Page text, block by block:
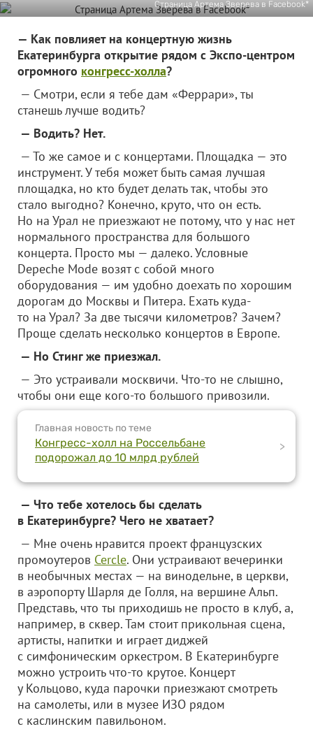
Страница Артема Зверева в Facebook*
— Как повлияет на концертную жизнь
Екатеринбурга открытие рядом с Экспо-центром
огромного конгресс-холла?
— Смотри, если я тебе дам «Феррари», ты
станешь лучше водить?
— Водить? Нет.
— То же самое и с концертами. Площадка — это
инструмент. У тебя может быть самая лучшая
площадка, но кто будет делать так, чтобы это
стало выгодно? Конечно, круто, что он есть.
Но на Урал не приезжают не потому, что у нас нет
нормального пространства для большого
концерта. Просто мы — далеко. Условные
Depeche Mode возят с собой много
оборудования — им удобно доехать по хорошим
дорогам до Москвы и Питера. Ехать куда-
то на Урал? За две тысячи километров? Зачем?
Проще сделать несколько концертов в Европе.
— Но Стинг же приезжал.
— Это устраивали москвичи. Что-то не слышно,
чтобы они еще кого-то большого привозили.
Главная новость по теме
Конгресс-холл на Россельбане
подорожал до 10 млрд рублей
>
— Что тебе хотелось бы сделать
в Екатеринбурге? Чего не хватает?
— Мне очень нравится проект французских
промоутеров Cercle. Они устраивают вечеринки
в необычных местах — на винодельне, в церкви,
в аэропорту Шарля де Голля, на вершине Альп.
Представь, что ты приходишь не просто в клуб, а,
например, в сквер. Там стоит прикольная сцена,
артисты, напитки и играет диджей
с симфоническим оркестром. В Екатеринбурге
можно устроить что-то крутое. Концерт
у Кольцово, куда парочки приезжают смотреть
на самолеты, или в музее ИЗО рядом
с каслинским павильоном.